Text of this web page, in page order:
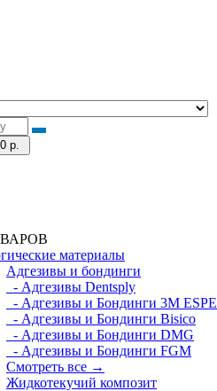
р.
материалы
Адгезивы и бондинги
- Адгезивы Dentsply
- Адгезивы и Бондинги 3M ESPE
- Адгезивы и Бондинги Bisico
- Адгезивы и Бондинги DMG
- Адгезивы и Бондинги FGM
Смотреть все →
Жидкотекучий композит